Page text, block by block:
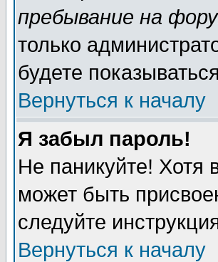
пребывание на
только
будете
Вернуться к началу
Я забыл пароль!
Не паникуйте! Хотя
может быть
следуйте
Вернуться к началу